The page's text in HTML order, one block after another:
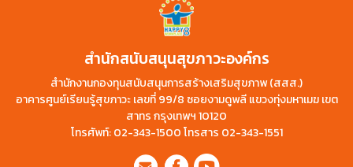
สำนักสนับสนุนสุขภาวะองค์กร
สำนักงานกองทุนสนับสนุนการสร้างเสริมสุขภาพ (สสส.)
อาคารศูนย์เรียนรู้สุขภาวะ เลขที่ 99/8 ซอยงามดูพลี แขวงทุ่งมหาเมฆ เขต
สาทร กรุงเทพฯ 10120
โทรศัพท์: 02-343-1500 โทรสาร 02-343-1551